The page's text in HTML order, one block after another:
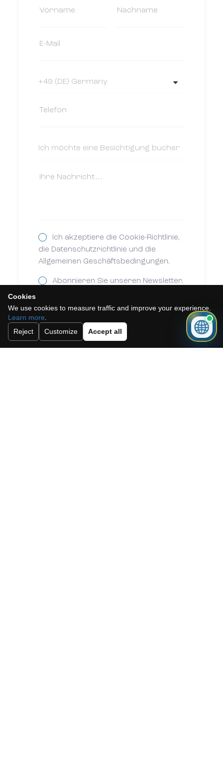
Ich akzeptiere die Cookie-Richtlinie,
die Datenschutzrichtlinie und die
Allgemeinen Geschäftsbedingungen.
Abonnieren Sie unseren Newsletter.
Cookies
We use cookies to measure traffic and improve your experience.
Learn more
Reject
Customize Accept all